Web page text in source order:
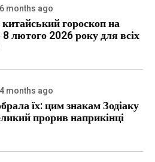
6 months ago
гороскоп на
лютого 2026 року для всіх
4 months ago
їх: цим знакам Зодіаку
прорив наприкінці